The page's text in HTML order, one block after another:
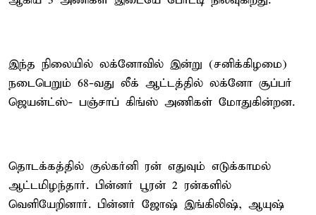
இந்த நிலையில் லக்னோவில் இன்று (சனிக்கிழமை)
நடைபெறும் 68-வது லீக் ஆட்டத்தில் லக்னோ சூப்பர்
ஜெயன்ட்ஸ்- பஞ்சாப் கிங்ஸ் அணிகள் மோதுகின்றன.
தொடக்கத்தில் குல்கர்னி ரன் எதுவும் எடுக்காமல்
ஆட்டமிழந்தார். பின்னர் பூரன் 2 ரன்களில்
வெளியேறினார். பின்னர் ஜோஷ் இங்கிலிஷ், ஆயுஷ்